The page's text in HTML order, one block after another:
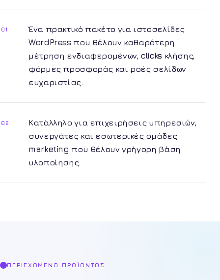
01
Ένα πρακτικό πακέτο για ιστοσελίδες
WordPress που θέλουν καθαρότερη
μέτρηση ενδιαφερομένων, clicks κλήσης,
φόρμες προσφοράς και ροές σελίδων
ευχαριστίας.
02
Κατάλληλο για επιχειρήσεις υπηρεσιών,
συνεργάτες και εσωτερικές ομάδες
marketing που θέλουν γρήγορη βάση
υλοποίησης.
ΠΕΡΙΕΧΌΜΕΝΟ ΠΡΟΪΌΝΤΟΣ